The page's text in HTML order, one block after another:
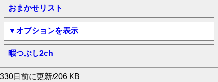
おまかせリスト
▼オプションを表示
暇つぶし2ch
330日前に更新/206 KB